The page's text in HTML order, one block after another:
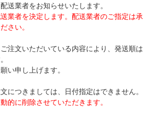
送業者をお知らせいたします。
業者を決定します。配送業者のご指定は承
さい。
注文いただいている内容により、発送順は
い申し上げます。
につきましては、日付指定はできません。
的に削除させていただきます。